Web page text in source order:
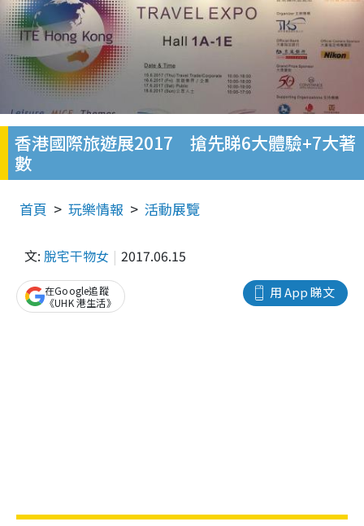
香港國際旅遊展2017 搶先睇6大體驗+7大著
數
首頁 玩樂情報 活動展覽
文: 脫宅干物女 2017.06.15
用 App 睇文
在Google追蹤
《UHK 港生活》